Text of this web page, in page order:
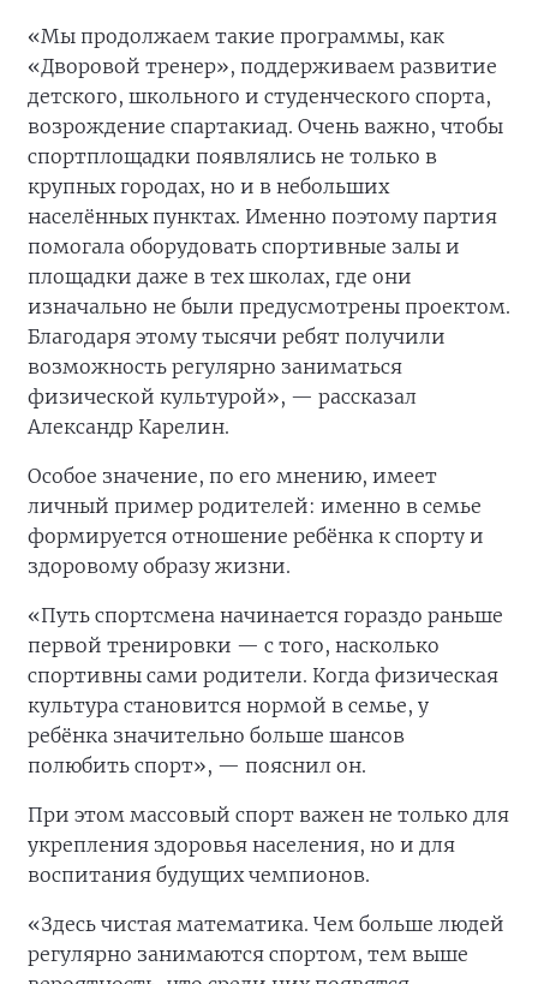
«Мы продолжаем такие программы, как
«Дворовой тренер», поддерживаем развитие
детского, школьного и студенческого спорта,
возрождение спартакиад. Очень важно, чтобы
спортплощадки появлялись не только в
крупных городах, но и в небольших
населённых пунктах. Именно поэтому партия
помогала оборудовать спортивные залы и
площадки даже в тех школах, где они
изначально не были предусмотрены проектом.
Благодаря этому тысячи ребят получили
возможность регулярно заниматься
физической культурой», — рассказал
Александр Карелин.
Особое значение, по его мнению, имеет
личный пример родителей: именно в семье
формируется отношение ребёнка к спорту и
здоровому образу жизни.
«Путь спортсмена начинается гораздо раньше
первой тренировки — с того, насколько
спортивны сами родители. Когда физическая
культура становится нормой в семье, у
ребёнка значительно больше шансов
полюбить спорт», — пояснил он.
При этом массовый спорт важен не только для
укрепления здоровья населения, но и для
воспитания будущих чемпионов.
«Здесь чистая математика. Чем больше людей
регулярно занимаются спортом, тем выше